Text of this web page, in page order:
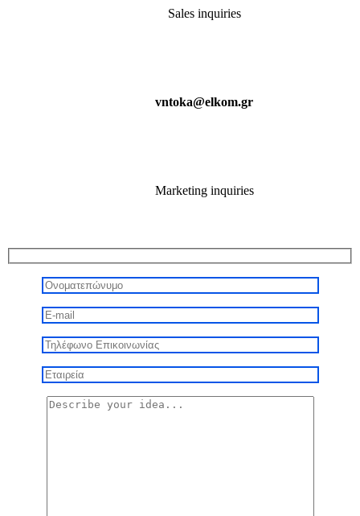
Sales inquiries
vntoka@elkom.gr
Marketing inquiries